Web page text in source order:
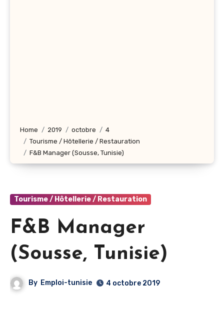
Home 2019 octobre
4
Tourisme / Hôtellerie / Restauration
F&B Manager (Sousse, Tunisie)
Tourisme / Hôtellerie / Restauration
F&B Manager
(Sousse, Tunisie)
By Emploi-tunisie 4 octobre 2019